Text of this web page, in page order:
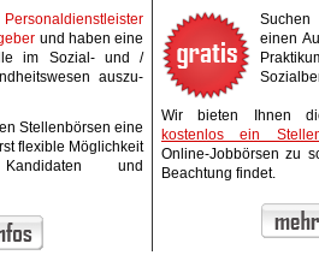
Personaldienstleister
und haben eine
im Sozial- und /
auszu-
Stellenbörsen eine
flexible Möglichkeit
und
einen
Wir bieten Ihnen
kostenlos ein
Online-Jobbörsen zu
Beachtung findet.